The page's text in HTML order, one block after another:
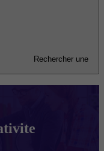
Rechercher une